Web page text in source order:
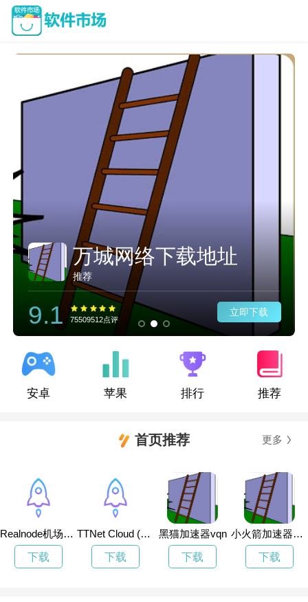
万城网络下载地址
推荐
9.1 75509512点评
立即下载
安卓 苹果 排行 推荐
首页推荐 更多
Realnode机场最新版
下载
TTNet Cloud (机场)7天试用
下载
黑猫加速器vqn
下载
小火箭加速器节点官方网址
下载